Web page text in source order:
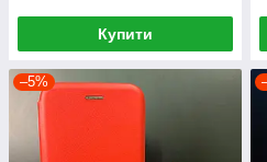
Купити
–5%